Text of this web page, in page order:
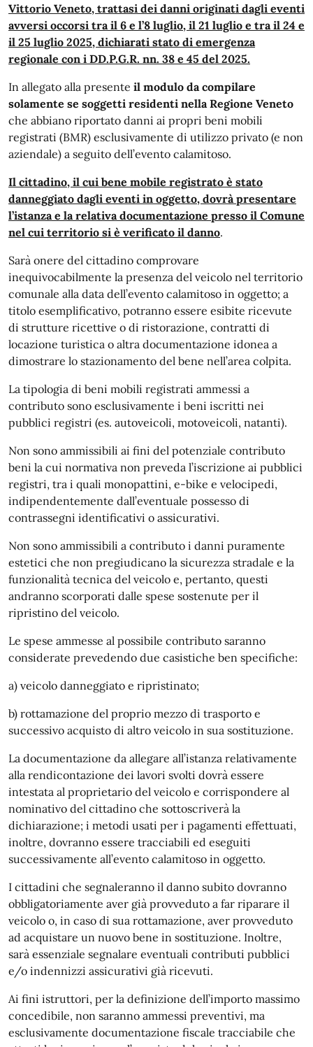
Vittorio Veneto, trattasi dei danni originati dagli eventi
avversi occorsi tra il 6 e l’8 luglio, il 21 luglio e tra il 24 e
il 25 luglio 2025, dichiarati stato di emergenza
regionale con i DD.P.G.R. nn. 38 e 45 del 2025.
In allegato alla presente il modulo da compilare
solamente se soggetti residenti nella Regione Veneto
che abbiano riportato danni ai propri beni mobili
registrati (BMR) esclusivamente di utilizzo privato (e non
aziendale) a seguito dell’evento calamitoso.
Il cittadino, il cui bene mobile registrato è stato
danneggiato dagli eventi in oggetto, dovrà presentare
l’istanza e la relativa documentazione presso il Comune
nel cui territorio si è verificato il danno.
Sarà onere del cittadino comprovare
inequivocabilmente la presenza del veicolo nel territorio
comunale alla data dell’evento calamitoso in oggetto; a
titolo esemplificativo, potranno essere esibite ricevute
di strutture ricettive o di ristorazione, contratti di
locazione turistica o altra documentazione idonea a
dimostrare lo stazionamento del bene nell’area colpita.
La tipologia di beni mobili registrati ammessi a
contributo sono esclusivamente i beni iscritti nei
pubblici registri (es. autoveicoli, motoveicoli, natanti).
Non sono ammissibili ai fini del potenziale contributo
beni la cui normativa non preveda l’iscrizione ai pubblici
registri, tra i quali monopattini, e-bike e velocipedi,
indipendentemente dall’eventuale possesso di
contrassegni identificativi o assicurativi.
Non sono ammissibili a contributo i danni puramente
estetici che non pregiudicano la sicurezza stradale e la
funzionalità tecnica del veicolo e, pertanto, questi
andranno scorporati dalle spese sostenute per il
ripristino del veicolo.
Le spese ammesse al possibile contributo saranno
considerate prevedendo due casistiche ben specifiche:
a) veicolo danneggiato e ripristinato;
b) rottamazione del proprio mezzo di trasporto e
successivo acquisto di altro veicolo in sua sostituzione.
La documentazione da allegare all’istanza relativamente
alla rendicontazione dei lavori svolti dovrà essere
intestata al proprietario del veicolo e corrispondere al
nominativo del cittadino che sottoscriverà la
dichiarazione; i metodi usati per i pagamenti effettuati,
inoltre, dovranno essere tracciabili ed eseguiti
successivamente all’evento calamitoso in oggetto.
I cittadini che segnaleranno il danno subito dovranno
obbligatoriamente aver già provveduto a far riparare il
veicolo o, in caso di sua rottamazione, aver provveduto
ad acquistare un nuovo bene in sostituzione. Inoltre,
sarà essenziale segnalare eventuali contributi pubblici
e/o indennizzi assicurativi già ricevuti.
Ai fini istruttori, per la definizione dell’importo massimo
concedibile, non saranno ammessi preventivi, ma
esclusivamente documentazione fiscale tracciabile che